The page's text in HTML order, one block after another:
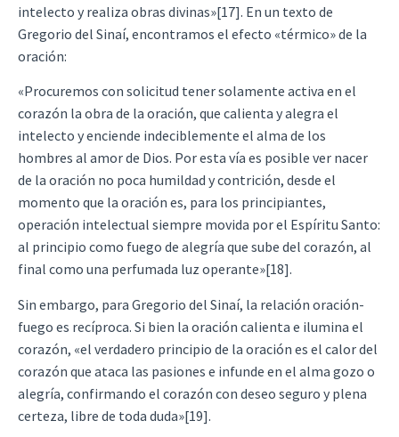
intelecto y realiza obras divinas»[17]. En un texto de
Gregorio del Sinaí, encontramos el efecto «térmico» de la
oración:
«Procuremos con solicitud tener solamente activa en el
corazón la obra de la oración, que calienta y alegra el
intelecto y enciende indeciblemente el alma de los
hombres al amor de Dios. Por esta vía es posible ver nacer
de la oración no poca humildad y contrición, desde el
momento que la oración es, para los principiantes,
operación intelectual siempre movida por el Espíritu Santo:
al principio como fuego de alegría que sube del corazón, al
final como una perfumada luz operante»[18].
Sin embargo, para Gregorio del Sinaí, la relación oración-
fuego es recíproca. Si bien la oración calienta e ilumina el
corazón, «el verdadero principio de la oración es el calor del
corazón que ataca las pasiones e infunde en el alma gozo o
alegría, confirmando el corazón con deseo seguro y plena
certeza, libre de toda duda»[19].